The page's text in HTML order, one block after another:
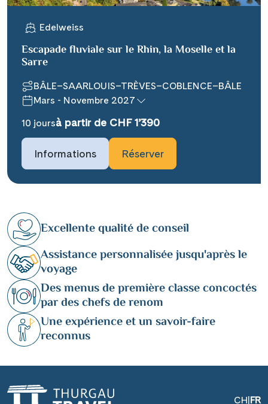
Edelweiss
Escapade fluviale sur le Rhin, la Moselle et la
Sarre
BÂLE–SAARLOUIS–TRÈVES–COBLENCE–BÂLE
Mars - Novembre 2027
10 joursà partir de CHF 1’390
Informations Réserver
Excellente qualité de conseil
Assistance personnalisée jusqu'après le
voyage
Des menus de première classe concoctés
par des chefs de renom
Une expérience et un savoir-faire
reconnus
CH|FR